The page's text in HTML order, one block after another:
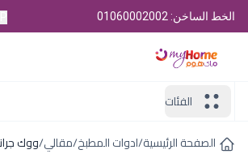
الخط الساخن: 01060002002
الفئات
الصفحة الرئيسية/ادوات المطبخ/مقالي/ووك